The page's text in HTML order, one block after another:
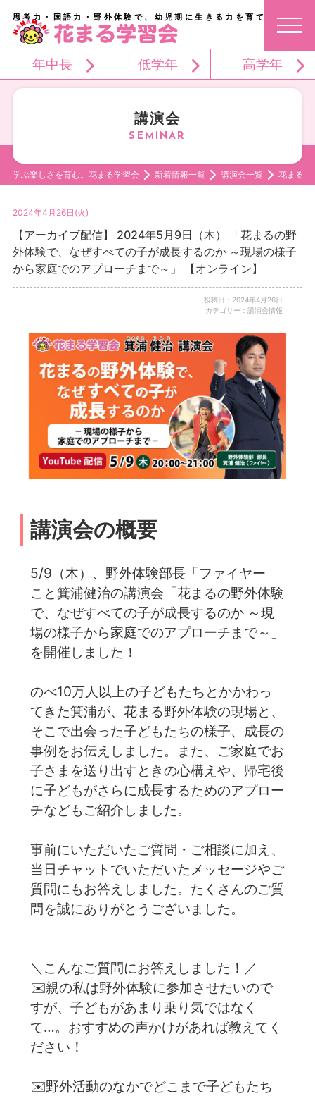
思考力・国語力・野外体験で、幼児期に生きる力を育てる。
年中長 低学年 高学年
講演会
学ぶ楽しさを育む。花まる学習会 新着情報一覧 講演会一覧 花まるの
2024年4月26日(火)
【アーカイブ配信】 2024年5月9日（木） 「花まるの野
外体験で、なぜすべての子が成長するのか ～現場の様子
から家庭でのアプローチまで～」 【オンライン】
投稿日：2024年4月26日
カテゴリー：講演会情報
講演会の概要
5/9（木）、野外体験部長「ファイヤー」
こと箕浦健治の講演会「花まるの野外体験
で、なぜすべての子が成長するのか ～現
場の様子から家庭でのアプローチまで～」
を開催しました！
のべ10万人以上の子どもたちとかかわっ
てきた箕浦が、花まる野外体験の現場と、
そこで出会った子どもたちの様子、成長の
事例をお伝えしました。また、ご家庭でお
子さまを送り出すときの心構えや、帰宅後
に子どもがさらに成長するためのアプロー
チなどもご紹介しました。
事前にいただいたご質問・ご相談に加え、
当日チャットでいただいたメッセージやご
質問にもお答えしました。たくさんのご質
問を誠にありがとうございました。
＼こんなご質問にお答えしました！／
✉️親の私は野外体験に参加させたいので
すが、子どもがあまり乗り気ではなく
て…。おすすめの声かけがあれば教えてく
ださい！
✉️野外活動のなかでどこまで子どもたち